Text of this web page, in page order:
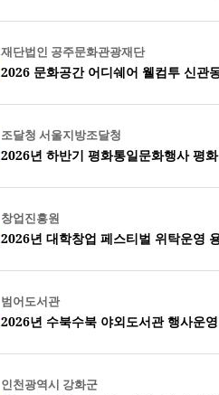
재단법인 공주문화관광재단
2026 문화공간 어디쉐어 웰컴투 신관
조달청 서울지방조달청
2026년 하반기 평화통일문화행사 평
창업진흥원
2026년 대학창업 페스티벌 위탁운영
범어도서관
2026년 수북수북 야외도서관 행사운
인천광역시 강화군